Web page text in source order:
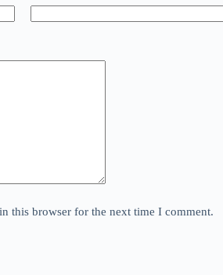
this browser for the next time I comment.